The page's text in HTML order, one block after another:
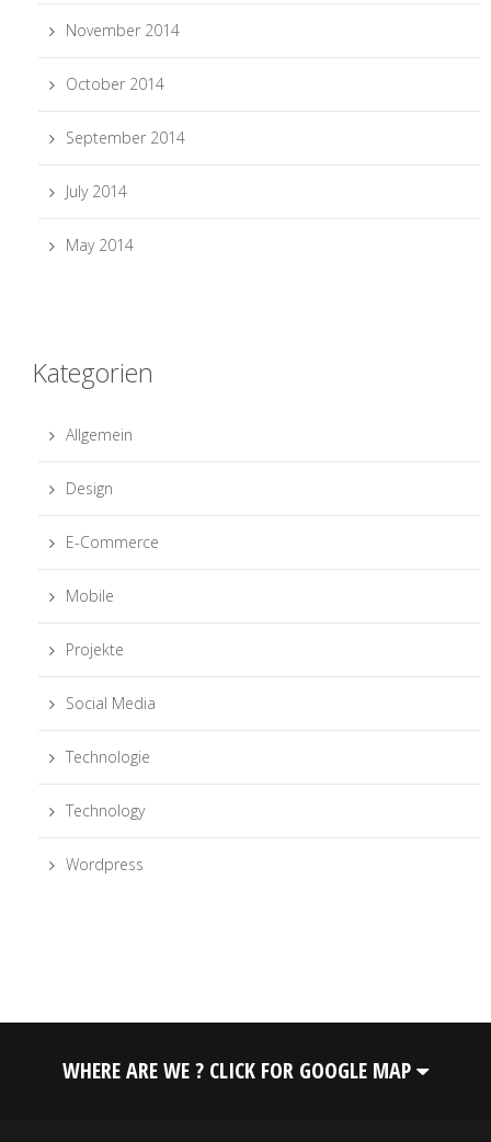
November 2014
October 2014
September 2014
July 2014
May 2014
Kategorien
Allgemein
Design
E-Commerce
Mobile
Projekte
Social Media
Technologie
Technology
Wordpress
WHERE ARE WE ? CLICK FOR GOOGLE MAP